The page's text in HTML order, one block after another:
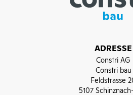
ADRESSE
Constri AG
Constri bau
Feldstrasse
5107